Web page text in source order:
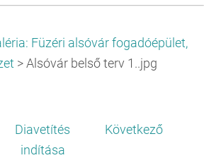
Füzéri alsóvár fogadóépület,
> Alsóvár belső terv 1..jpg
Diavetítés
indítása
Következő